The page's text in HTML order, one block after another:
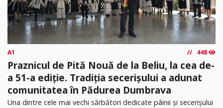
A1 448
Praznicul de Pită Nouă de la Beliu, la cea de-
a 51-a ediție. Tradiția secerișului a adunat
comunitatea în Pădurea Dumbrava
Una dintre cele mai vechi sărbători dedicate pâinii și secerișului